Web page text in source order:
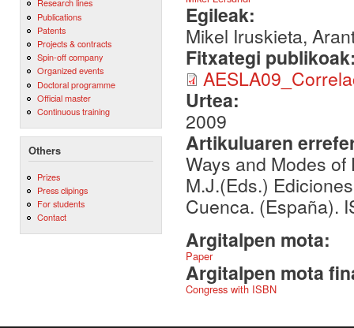
Research lines
Publications
Patents
Projects & contracts
Spin-off company
Organized events
Doctoral programme
Official master
Continuous training
Others
Prizes
Press clipings
For students
Contact
Egileak:
Mikel Iruskieta,
Fitxategi
Urtea:
2009
Artikuluaren
Ways and Modes
M.J.(Eds.)
Cuenca. (España).
Argitalpen mota:
Paper
Argitalpen mota
Congress with ISBN